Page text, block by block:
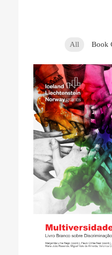
All Book
Margarida
(coord.),
Real
Brilhante,
Resende,
Almeida,
Corcodel:
– Livro
FULL TEXT
CLICK HERE